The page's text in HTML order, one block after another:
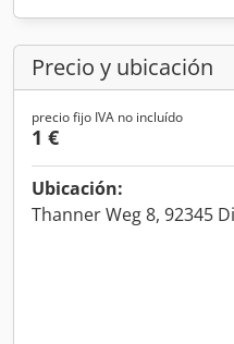
Precio y ubicación
precio fijo IVA no incluído
1 €
Ubicación:
Thanner Weg 8, 92345